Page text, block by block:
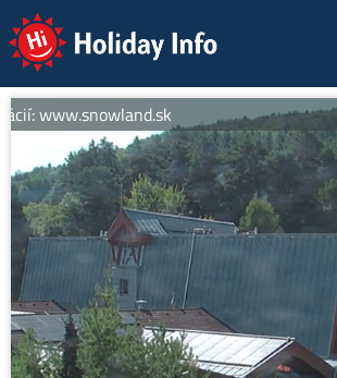
Holiday Info
www.snowland.sk